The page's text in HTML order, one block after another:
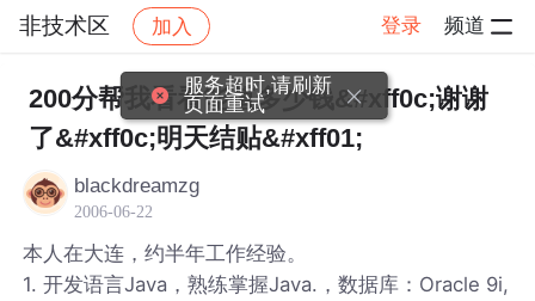
非技术区 加入 登录 频道
社区 非技术区 帖子详情
200分帮我看看能值多少钱&#xff0c;谢谢
了&#xff0c;明天结贴&#xff01;
blackdreamzg
2006-06-22
本人在大连，约半年工作经验。
1. 开发语言Java，熟练掌握Java.，数据库：Oracle 9i,
服务超时,请刷新
页面重试